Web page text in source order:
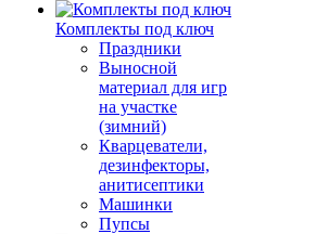
Комплекты под ключ
Праздники
Выносной
материал для игр
на участке
(зимний)
Кварцеватели,
дезинфекторы,
анитисептики
Машинки
Пупсы